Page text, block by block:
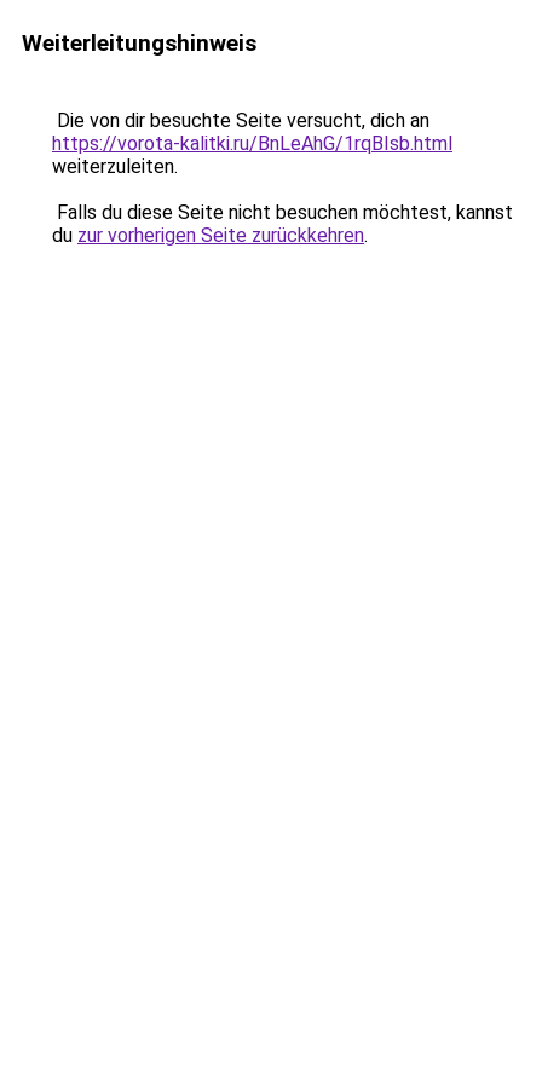
Weiterleitungshinweis
Die von dir besuchte Seite versucht, dich an
https://vorota-kalitki.ru/BnLeAhG/1rqBIsb.html
weiterzuleiten.
Falls du diese Seite nicht besuchen möchtest, kannst
du zur vorherigen Seite zurückkehren.